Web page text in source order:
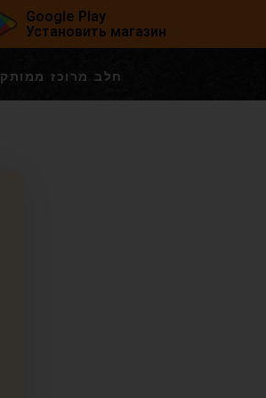
Google Play
Установить магазин
Сгущенное молоко Рогачев 380 гр. חלב מרוכז ממותק